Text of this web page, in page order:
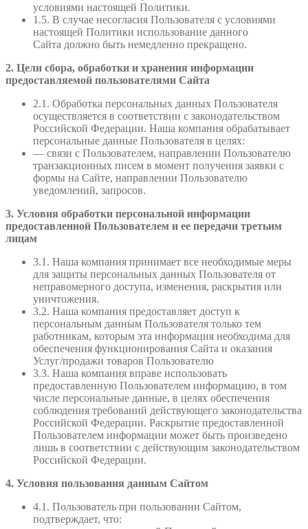
условиями настоящей Политики.
1.5. В случае несогласия Пользователя с условиями
настоящей Политики использование данного
Сайта должно быть немедленно прекращено.
2. Цели сбора, обработки и хранения информации
предоставляемой пользователями Сайта
2.1. Обработка персональных данных Пользователя
осуществляется в соответствии с законодательством
Российской Федерации. Наша компания обрабатывает
персональные данные Пользователя в целях:
— связи с Пользователем, направлении Пользователю
транзакционных писем в момент получения заявки с
формы на Сайте, направлении Пользователю
уведомлений, запросов.
3. Условия обработки персональной информации
предоставленной Пользователем и ее передачи третьим
лицам
3.1. Наша компания принимает все необходимые меры
для защиты персональных данных Пользователя от
неправомерного доступа, изменения, раскрытия или
уничтожения.
3.2. Наша компания предоставляет доступ к
персональным данным Пользователя только тем
работникам, которым эта информация необходима для
обеспечения функционирования Сайта и оказания
Услуг/продажи товаров Пользователю
3.3. Наша компания вправе использовать
предоставленную Пользователем информацию, в том
числе персональные данные, в целях обеспечения
соблюдения требований действующего законодательства
Российской Федерации. Раскрытие предоставленной
Пользователем информации может быть произведено
лишь в соответствии с действующим законодательством
Российской Федерации.
4. Условия пользования данным Сайтом
4.1. Пользователь при пользовании Сайтом,
подтверждает, что: